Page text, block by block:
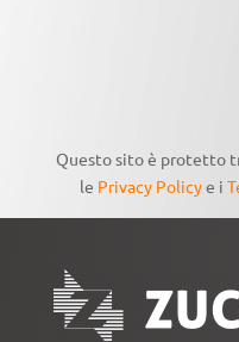
Questo sito è protetto
le Privacy Policye i